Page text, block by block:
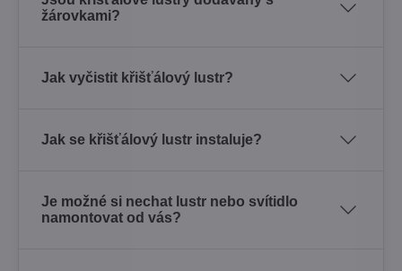
žárovkami?
Jak vyčistit křišťálový lustr?
Jak se křišťálový lustr instaluje?
Je možné si nechat lustr nebo svítidlo
namontovat od vás?